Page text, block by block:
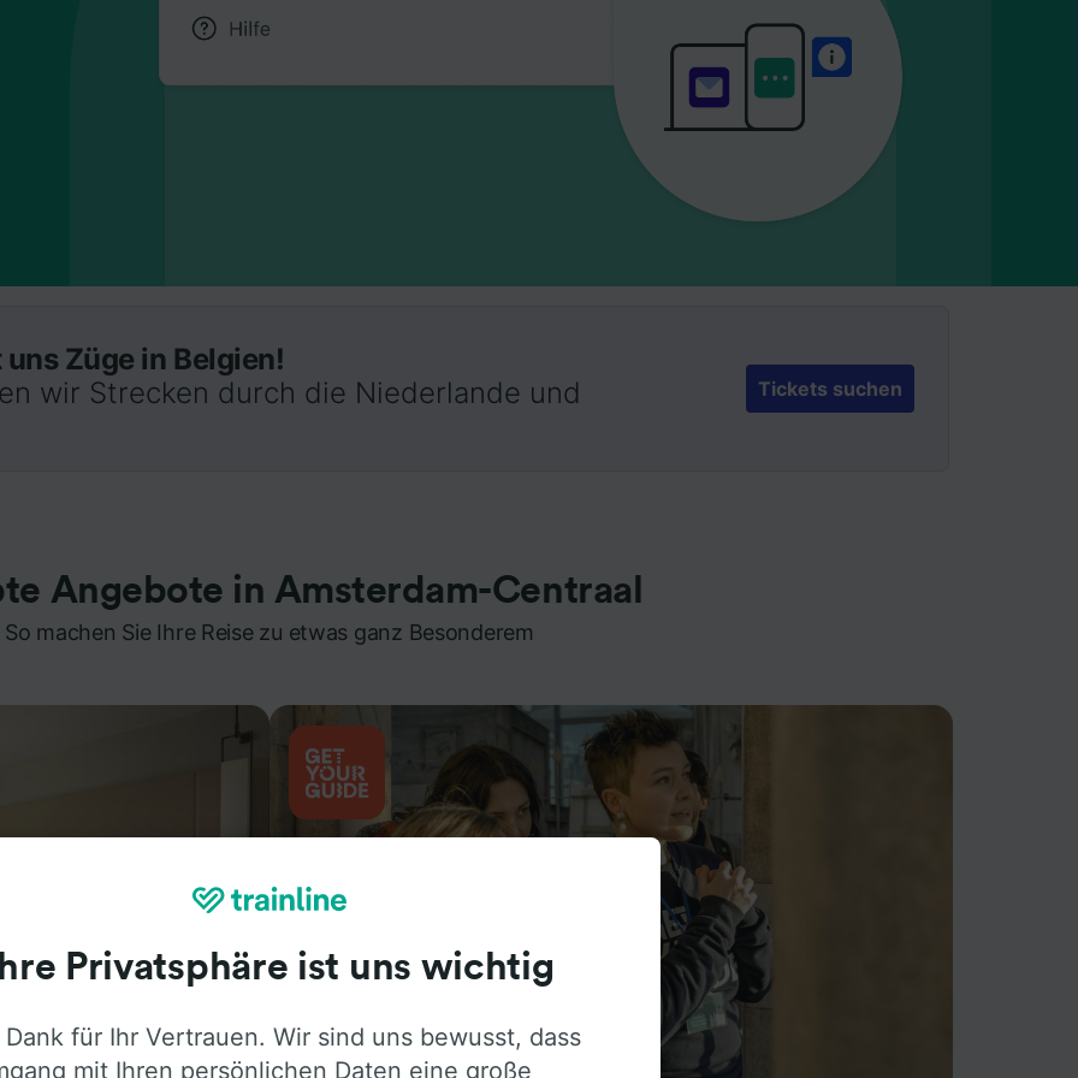
Züge in Belgien!
wir Strecken durch die Niederlande und
Tickets suchen
Angebote in Amsterdam-Centraal
So machen Sie Ihre Reise zu etwas ganz Besonderem
Ihre Privatsphäre ist uns wichtig
für Ihr Vertrauen. Wir sind uns bewusst, dass
mit Ihren persönlichen Daten eine große